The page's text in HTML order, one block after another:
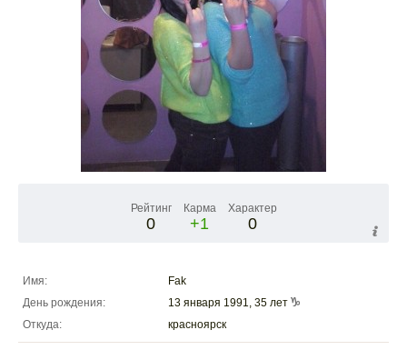
Рейтинг
0
Карма
+1
Характер
0
Имя:
Fak
День рождения:
13 января 1991, 35 лет
Откуда:
красноярск